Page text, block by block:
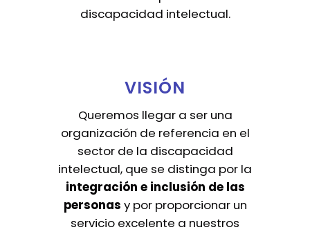
discapacidad intelectual.
VISIÓN
Queremos llegar a ser una
organización de referencia en el
sector de la discapacidad
intelectual, que se distinga por la
integración e inclusión de las
personas y por proporcionar un
servicio excelente a nuestros